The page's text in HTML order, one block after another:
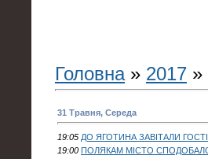
Головна» 2017 »
31 Травня, Середа
19:05 ДО ЯГОТИНА ЗАВІТАЛИ ГОСТІ
19:00 ПОЛЯКАМ МІСТО